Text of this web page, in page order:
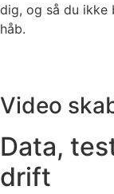
dig, og så du
håb.
Video
Data,
drift